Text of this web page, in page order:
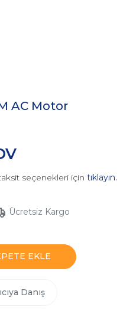
AC Motor
seçenekleri için tıklayın.
Ücretsiz Kargo
EKLE
Danış